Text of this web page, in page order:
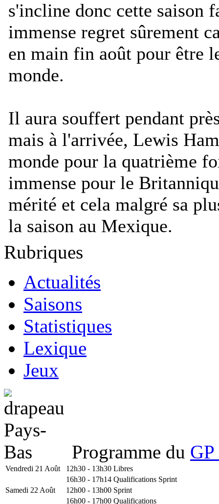
s'incline donc cette saison
immense regret sûrement
en main fin août pour être
monde.
Il aura souffert pendant
mais à l'arrivée, Lewis
monde pour la quatrième
immense pour le
mérité et cela malgré sa
la saison au Mexique.
Rubriques
Actualités
Saisons
Statistiques
Lexique
Jeux
Programme du
Vendredi 21 Août 12h30 - 13h30 Libres
16h30 - 17h14 Qualifications Sprint
Samedi 22 Août
12h00 - 13h00 Sprint
16h00 - 17h00 Qualifications